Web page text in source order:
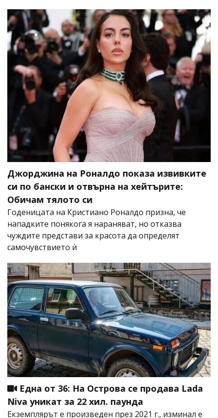
Джорджина на Роналдо показа извивките
си по бански и отвърна на хейтърите:
Обичам тялото си
Годеницата на Кристиано Роналдо призна, че
нападките понякога я нараняват, но отказва
чуждите представи за красота да определят
самочувствието ѝ
Една от 36: На Острова се продава Lada
Niva уникат за 22 хил. паунда
Екземплярът е произведен през 2021 г., изминал е